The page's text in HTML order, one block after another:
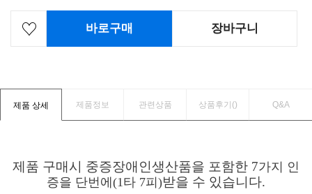
바로구매 장바구니
제품 상세 제품정보 관련상품 상품후기() Q&A
제품 구매시 중증장애인생산품을 포함한 7가지 인
증을 단번에(1 타 7피)받을 수 있습니다.